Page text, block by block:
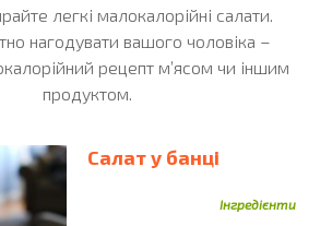
Гречана Крупа Гречка Гриби
Гуакамоле Гуска
Гірчиця
Згущене Молоко
Зелена Цибуля
Кавун
легкі малокалорійні салати.
нагодувати вашого чоловіка –
рецепт м’ясом чи іншим
продуктом.
Салат у банці
Інгредієнти